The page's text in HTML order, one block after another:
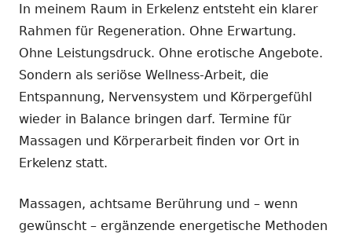
In meinem Raum in Erkelenz entsteht ein klarer
Rahmen für Regeneration. Ohne Erwartung.
Ohne Leistungsdruck. Ohne erotische Angebote.
Sondern als seriöse Wellness-Arbeit, die
Entspannung, Nervensystem und Körpergefühl
wieder in Balance bringen darf. Termine für
Massagen und Körperarbeit finden vor Ort in
Erkelenz statt.
Massagen, achtsame Berührung und – wenn
gewünscht – ergänzende energetische Methoden